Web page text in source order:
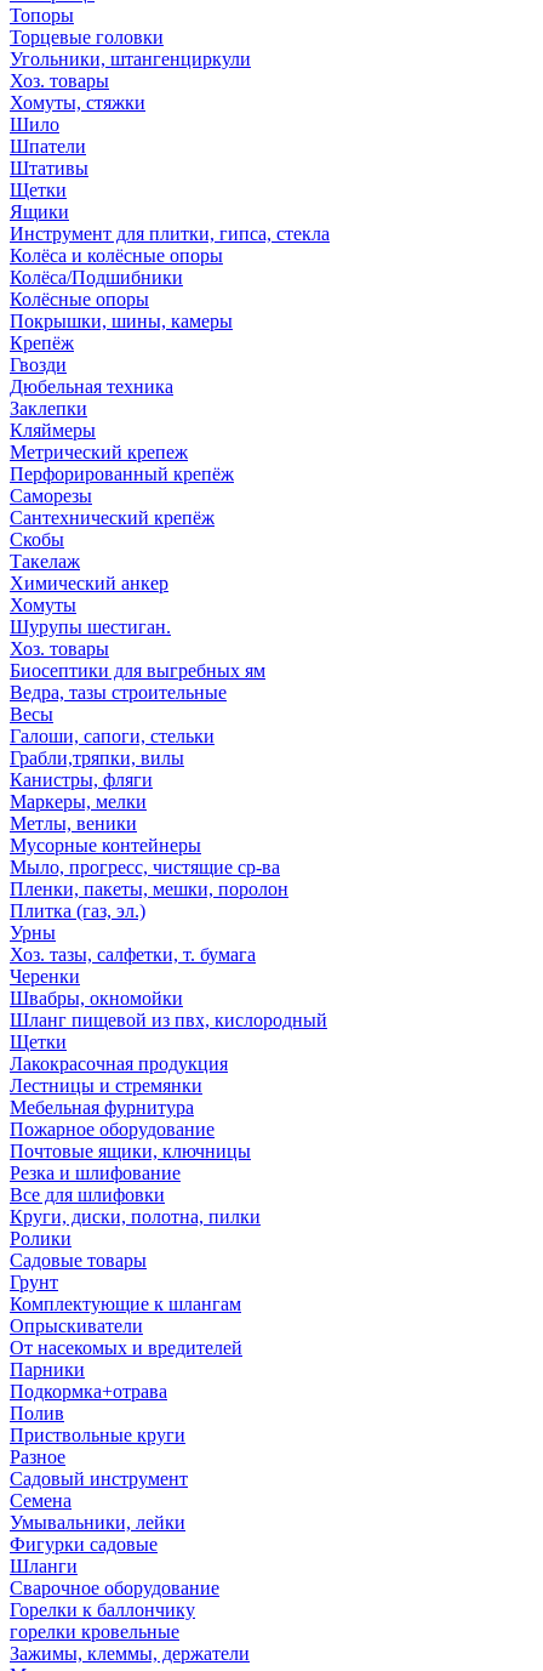
Топоры
Торцевые головки
Угольники, штангенциркули
Хоз. товары
Хомуты, стяжки
Шило
Шпатели
Штативы
Щетки
Ящики
Инструмент для плитки, гипса, стекла
Колёса и колёсные опоры
Колёса/Подшибники
Колёсные опоры
Покрышки, шины, камеры
Крепёж
Гвозди
Дюбельная техника
Заклепки
Кляймеры
Метрический крепеж
Перфорированный крепёж
Саморезы
Сантехнический крепёж
Скобы
Такелаж
Химический анкер
Хомуты
Шурупы шестиган.
Хоз. товары
Биосептики для выгребных ям
Ведра, тазы строительные
Весы
Галоши, сапоги, стельки
Грабли,тряпки, вилы
Канистры, фляги
Маркеры, мелки
Метлы, веники
Мусорные контейнеры
Мыло, прогресс, чистящие ср-ва
Пленки, пакеты, мешки, поролон
Плитка (газ, эл.)
Урны
Хоз. тазы, салфетки, т. бумага
Черенки
Швабры, окномойки
Шланг пищевой из пвх, кислородный
Щетки
Лакокрасочная продукция
Лестницы и стремянки
Мебельная фурнитура
Пожарное оборудование
Почтовые ящики, ключницы
Резка и шлифование
Все для шлифовки
Круги, диски, полотна, пилки
Ролики
Садовые товары
Грунт
Комплектующие к шлангам
Опрыскиватели
От насекомых и вредителей
Парники
Подкормка+отрава
Полив
Приствольные круги
Разное
Садовый инструмент
Семена
Умывальники, лейки
Фигурки садовые
Шланги
Сварочное оборудование
Горелки к баллончику
горелки кровельные
Зажимы, клеммы, держатели